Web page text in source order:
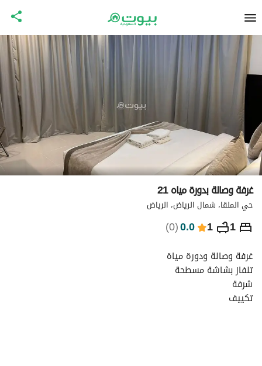
غرفة وصالة بدورة مياه 21
حي الملقا، شمال الرياض، الرياض
1
1
0.0
(
0
) ⃁
346 ليلة
التفاصيل الاماكن القريبةغرفة وصالة ودورة مياة
تلفاز بشاشة مسطحة
شرفة
تكييف